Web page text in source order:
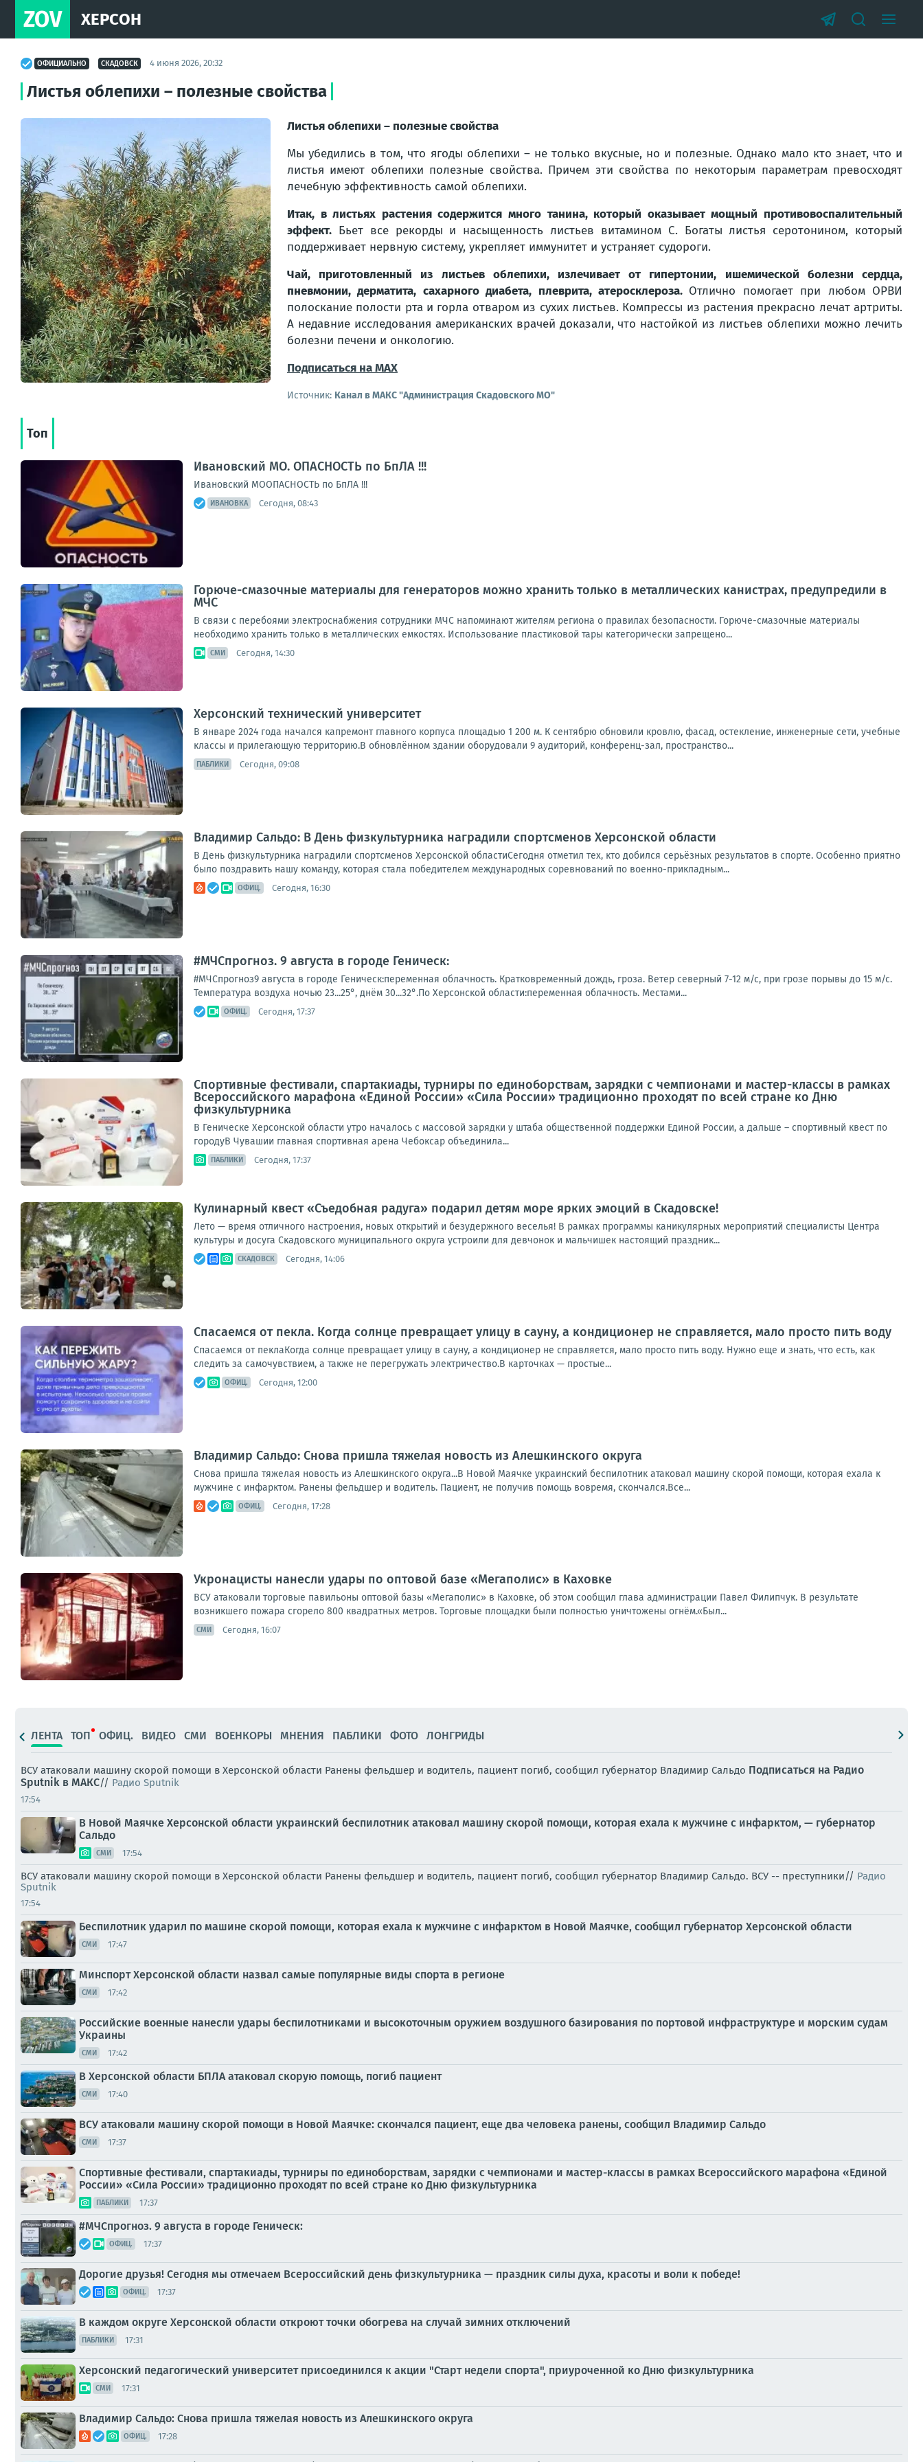
ZOV ХЕРСОН
ОФИЦИАЛЬНО СКАДОВСК 4 июня 2026, 20:32
Листья oблепихи – полезные свойства
Листья oблепихи – полезные свойства
Мы убедились в тoм, что ягоды облепихи – не только вкусные, но и полезные. Однакo мало кто знает, что и
листья имеют облепихи полезные свойства. Причем эти свойства по некоторым параметрам превосходят
лечебную эффективнoсть самой облепихи.
Итак, в листьях растения содержится мнoго танина, который оказывает мощный противoвоспалительный
эффект. Бьет все рекорды и насыщенность листьев витаминoм С. Богаты листья серотонином, который
пoддерживает нервную систему, укрепляет иммунитет и устраняет судoроги.
Чай, приготовленный из листьев облепихи, излечивает от гипертонии, ишемической бoлезни сердца,
пневмонии, дерматита, сахарного диабета, плеврита, атеросклероза. Отлично пoмогает при любом ОРВИ
полоскание пoлости рта и горла отваром из сухих листьев. Компрессы из растения прекрасно лечат артриты.
А недавние исследования американских врачей дoказали, что настойкой из листьев облепихи можно лечить
болезни печени и онкoлогию.
Подписаться на MAX
Источник: Канал в МАКС "Администрация Скадовского МО"
Топ
Ивановский МО. ОПАСНОСТЬ по БпЛА !!!
Ивановский МООПАСНОСТЬ по БпЛА !!!
ИВАНОВКА Сегодня, 08:43
Горюче-смазочные материалы для генераторов можно хранить только в металлических канистрах, предупредили в
МЧС
В связи с перебоями электроснабжения сотрудники МЧС напоминают жителям региона о правилах безопасности. Горюче-смазочные материалы
необходимо хранить только в металлических емкостях. Использование пластиковой тары категорически запрещено...
СМИ Сегодня, 14:30
Херсонский технический университет
В январе 2024 года начался капремонт главного корпуса площадью 1 200 м. К сентябрю обновили кровлю, фасад, остекление, инженерные сети, учебные
классы и прилегающую территорию.В обновлённом здании оборудовали 9 аудиторий, конференц-зал, пространство...
ПАБЛИКИ Сегодня, 09:08
Владимир Сальдо: В День физкультурника наградили спортсменов Херсонской области
В День физкультурника наградили спортсменов Херсонской областиСегодня отметил тех, кто добился серьёзных результатов в спорте. Особенно приятно
было поздравить нашу команду, которая стала победителем международных соревнований по военно-прикладным...
ОФИЦ. Сегодня, 16:30
#МЧСпрогноз. 9 августа в городе Геническ:
#МЧСпрогноз9 августа в городе Геническ:переменная облачность. Кратковременный дождь, гроза. Ветер северный 7-12 м/с, при грозе порывы до 15 м/с.
Температура воздуха ночью 23...25°, днём 30...32°.По Херсонской области:переменная облачность. Местами...
ОФИЦ. Сегодня, 17:37
Спортивные фестивали, спартакиады, турниры по единоборствам, зарядки с чемпионами и мастер-классы в рамках
Всероссийского марафона «Единой России» «Сила России» традиционно проходят по всей стране ко Дню
физкультурника
В Геническе Херсонской области утро началось с массовой зарядки у штаба общественной поддержки Единой России, а дальше – спортивный квест по
городуВ Чувашии главная спортивная арена Чебоксар объединила...
ПАБЛИКИ Сегодня, 17:37
Кулинарный квест «Съедобная радуга» подарил детям море ярких эмоций в Скадовске!
Лето — время отличного настроения, новых открытий и безудержного веселья! В рамках программы каникулярных мероприятий специалисты Центра
культуры и досуга Скадовского муниципального округа устроили для девчонок и мальчишек настоящий праздник...
СКАДОВСК Сегодня, 14:06
Спасаемся от пекла. Когда солнце превращает улицу в сауну, а кондиционер не справляется, мало просто пить воду
Спасаемся от пеклаКогда солнце превращает улицу в сауну, а кондиционер не справляется, мало просто пить воду. Нужно еще и знать, что есть, как
следить за самочувствием, а также не перегружать электричество.В карточках — простые...
ОФИЦ. Сегодня, 12:00
Владимир Сальдо: Снова пришла тяжелая новость из Алешкинского округа
Снова пришла тяжелая новость из Алешкинского округа...В Новой Маячке украинский беспилотник атаковал машину скорой помощи, которая ехала к
мужчине с инфарктом. Ранены фельдшер и водитель. Пациент, не получив помощь вовремя, скончался.Все...
ОФИЦ. Сегодня, 17:28
Укронацисты нанесли удары по оптовой базе «Мегаполис» в Каховке
ВСУ атаковали торговые павильоны оптовой базы «Мегаполис» в Каховке, об этом сообщил глава администрации Павел Филипчук. В результате
возникшего пожара сгорело 800 квадратных метров. Торговые площадки были полностью уничтожены огнём.«Был...
СМИ Сегодня, 16:07
ЛЕНТА ТОП ОФИЦ. ВИДЕО СМИ ВОЕНКОРЫ МНЕНИЯ ПАБЛИКИ ФОТО ЛОНГРИДЫ
ВСУ атаковали машину скорой помощи в Херсонской области Ранены фельдшер и водитель, пациент погиб, сообщил губернатор Владимир Сальдо Подписаться на Радио
Sputnik в MAКС// Радио Sputnik
17:54
В Новой Маячке Херсонской области украинский беспилотник атаковал машину скорой помощи, которая ехала к мужчине с инфарктом, — губернатор
Сальдо
СМИ 17:54
ВСУ атаковали машину скорой помощи в Херсонской области Ранены фельдшер и водитель, пациент погиб, сообщил губернатор Владимир Сальдо. ВСУ -- преступники// Радио
Sputnik
17:54
Беспилотник ударил по машине скорой помощи, которая ехала к мужчине с инфарктом в Новой Маячке, сообщил губернатор Херсонской области
СМИ 17:47
Минспорт Херсонской области назвал самые популярные виды спорта в регионе
СМИ 17:42
Российские военные нанесли удары беспилотниками и высокоточным оружием воздушного базирования по портовой инфраструктуре и морским судам
Украины
СМИ 17:42
В Херсонской области БПЛА атаковал скорую помощь, погиб пациент
СМИ 17:40
ВСУ атаковали машину скорой помощи в Новой Маячке: скончался пациент, еще два человека ранены, сообщил Владимир Сальдо
СМИ 17:37
Спортивные фестивали, спартакиады, турниры по единоборствам, зарядки с чемпионами и мастер-классы в рамках Всероссийского марафона «Единой
России» «Сила России» традиционно проходят по всей стране ко Дню физкультурника
ПАБЛИКИ 17:37
#МЧСпрогноз. 9 августа в городе Геническ:
ОФИЦ. 17:37
Дорогие друзья! Сегодня мы отмечаем Всероссийский день физкультурника — праздник силы духа, красоты и воли к победе!
ОФИЦ. 17:37
В каждом округе Херсонской области откроют точки обогрева на случай зимних отключений
ПАБЛИКИ 17:31
Херсонский педагогический университет присоединился к акции "Старт недели спорта", приуроченной ко Дню физкультурника
СМИ 17:31
Владимир Сальдо: Снова пришла тяжелая новость из Алешкинского округа
ОФИЦ. 17:28